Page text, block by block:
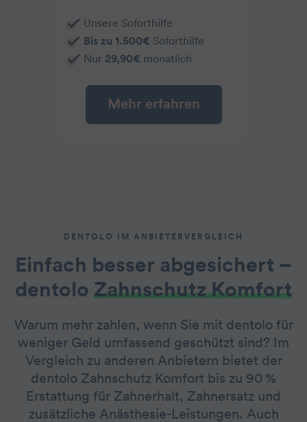
Unsere Soforthilfe
Bis zu 1.500€ Soforthilfe
Nur 29,90€ monatlich
Mehr erfahren
DENTOLO IM ANBIETERVERGLEICH
Einfach besser abgesichert –
dentolo Zahnschutz Komfort
Warum mehr zahlen, wenn Sie mit dentolo für
weniger Geld umfassend geschützt sind? Im
Vergleich zu anderen Anbietern bietet der
dentolo Zahnschutz Komfort bis zu 90 %
Erstattung für Zahnerhalt, Zahnersatz und
zusätzliche Anästhesie-Leistungen. Auch